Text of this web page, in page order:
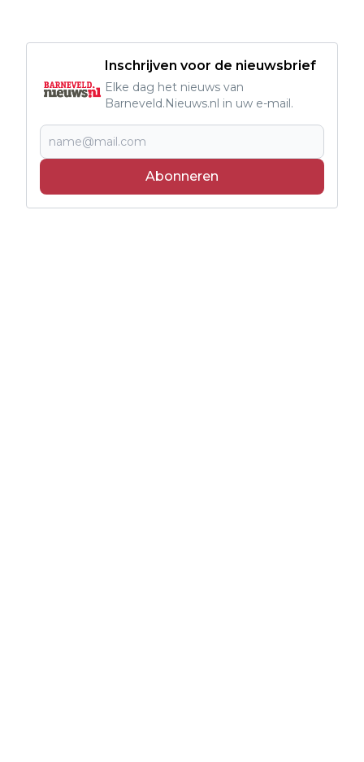
Inschrijven voor de nieuwsbrief
Elke dag het nieuws van
Barneveld.Nieuws.nl in uw e-mail.
Abonneren